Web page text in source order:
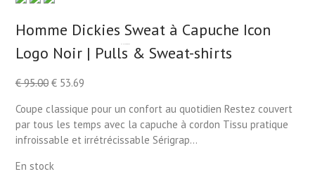
Homme Dickies Sweat à Capuche Icon
Logo Noir | Pulls & Sweat-shirts
€95.00 €53.69
Coupe classique pour un confort au quotidien Restez couvert
par tous les temps avec la capuche à cordon Tissu pratique
infroissable et irrétrécissable Sérigrap…
En stock